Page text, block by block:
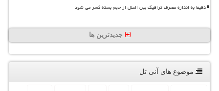
دقیقا به اندازه مصرف ترافیک بین الملل از حجم بسته کسر می شود
جدیدترین ها
موضوع های آنی تل